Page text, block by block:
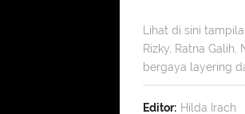
Lihat di sini
Rizky, Ratna
bergaya layering
Editor: Hilda Irach